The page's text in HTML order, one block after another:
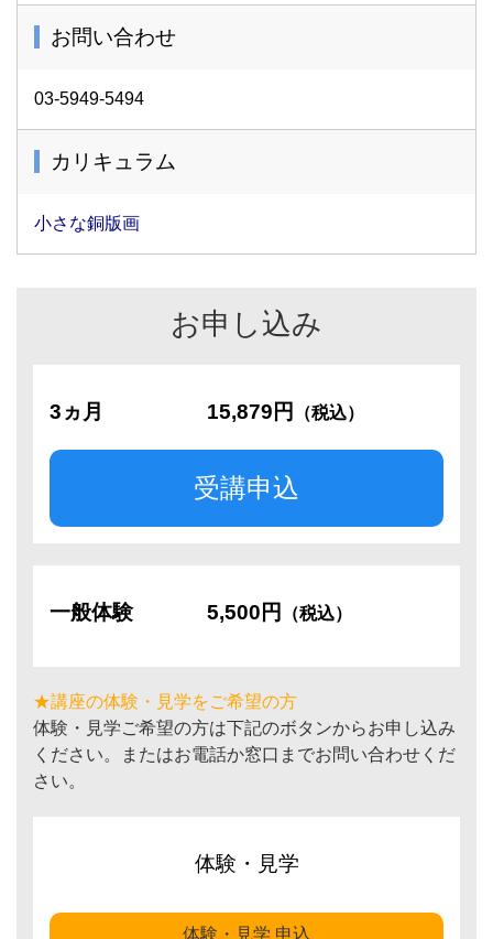
お問い合わせ
03-5949-5494
カリキュラム
小さな銅版画
お申し込み
3ヵ月 15,879円 （税込）
受講申込
一般体験 5,500円 （税込）
★講座の体験・見学をご希望の方
体験・見学ご希望の方は下記のボタンからお申し込み
ください。またはお電話か窓口までお問い合わせくだ
さい。
体験・見学
体験・見学 申込